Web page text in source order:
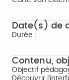
Date(s) de
Durée :
Contenu,
Objectif
Découvrir